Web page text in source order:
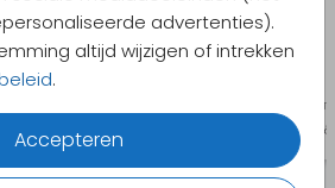
advertenties).
altijd wijzigen of intrekken
.
Accepteren